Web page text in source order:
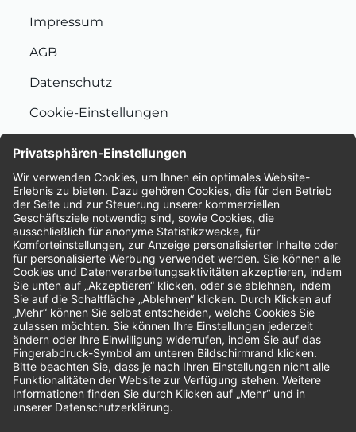
Impressum
AGB
Datenschutz
Cookie-Einstellungen
Bewertungen